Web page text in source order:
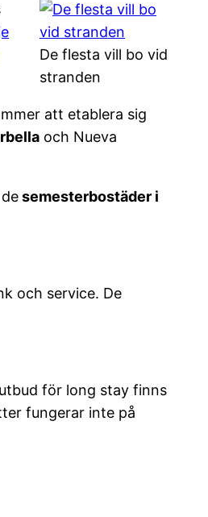
De flesta vill bo vid
stranden
att etablera sig
och Nueva
semesterbostäder i
och service. De
för long stay finns
fungerar inte på